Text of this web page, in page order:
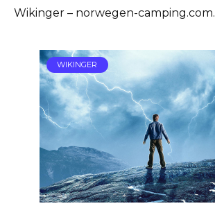
Wikinger – norwegen-camping.com.
WIKINGER